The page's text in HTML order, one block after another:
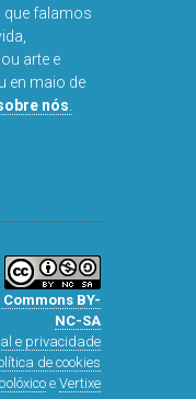
DISQUEFICHA:
que falamos
arte e
en maio de
nós
BY-
NC-SA
e privacidade
de cookies
e Vertixe